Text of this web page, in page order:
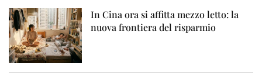
In Cina ora si affitta mezzo letto: la
nuova frontiera del risparmio